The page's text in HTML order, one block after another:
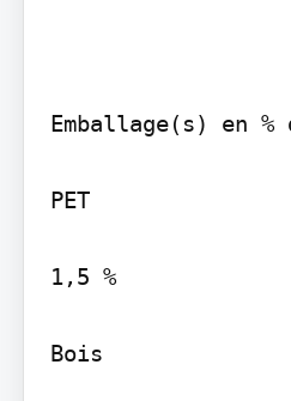
Emballage(s) en %
PET
1,5 %
Bois